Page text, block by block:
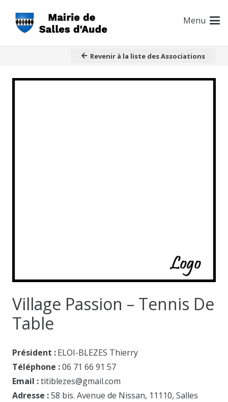
Menu
Revenir à la liste des Associations
Village Passion – Tennis De
Table
Président :ELOI-BLEZES Thierry
Téléphone :06 71 66 91 57
Email :titiblezes@gmail.com
Adresse :58 bis. Avenue de Nissan, 11110, Salles